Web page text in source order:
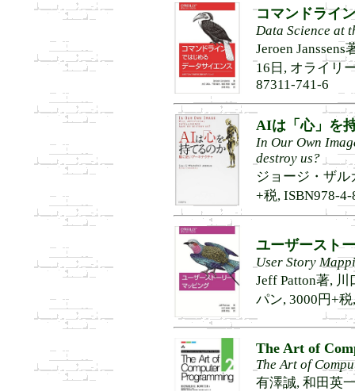
コマンドライ
Data Science at
Jeroen
16日, オライリ
87311-741-6
AIは「心」を
In Our Own
destroy us?
ジョージ・ザル
+税, ISBN978-
ユーザースト
User Story
Jeff Patton著,
パン, 3000円+
The Art of
The Art of
有澤誠, 和田英